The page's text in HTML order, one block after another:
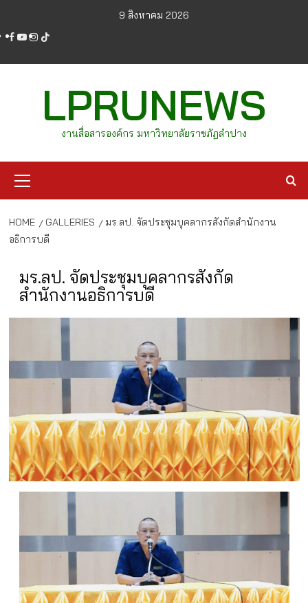
content
9 สิงหาคม 2026
facebook
youtube
instagram
tiktok
LPRUNEWS
งานสื่อสารองค์กร มหาวิทยาลัยราชภัฏลำปาง
Menu
HOME GALLERIES
มร.ลป. จัดประชุมบุคลากรสังกัดสำนักงาน
อธิการบดี
มร.ลป. จัดประชุมบุคลากรสังกัด
สำนักงานอธิการบดี